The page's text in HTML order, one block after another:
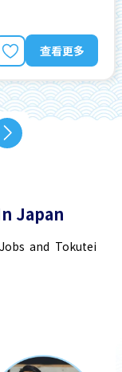
查看更多
Japan
and Tokutei